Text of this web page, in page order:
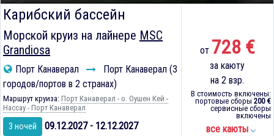
Карибский бассейн
Морской круиз на лайнере MSC
Grandiosa
Порт Канаверал
Порт Канаверал (3
городов/портов в 2 странах)
Маршрут круиза: Порт Канаверал - о. Оушен Кей -
Нассау - Порт Канаверал
3 ночей 09.12.2027 - 12.12.2027
от 728 €
за каюту
на 2 взр.
В стоимость включены:
портовые сборы 200 €
сервисные сборы
включены
все каюты